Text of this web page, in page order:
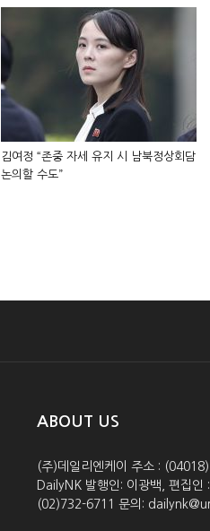
김여정 “존중 자세 유지 시 남북정상회담
논의할 수도”
ABOUT US
(주)데일리엔케이 주소 :
DailyNK 발행인: 이광백, 편집
(02)732-6711 문의: